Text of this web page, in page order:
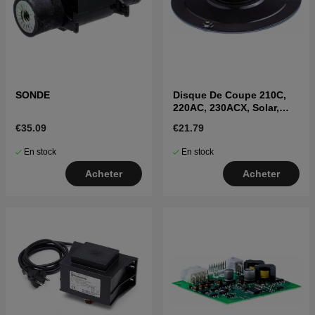
SONDE
€35.09
En stock
Acheter
Disque De Coupe 210C,
220AC, 230ACX, Solar,
€21.79
En stock
Acheter